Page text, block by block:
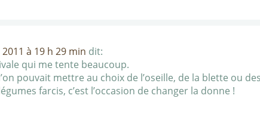
à 19 h 29 min dit:
qui me tente beaucoup.
pouvait mettre au choix de l’oseille, de la blette ou
farcis, c’est l’occasion de changer la donne !